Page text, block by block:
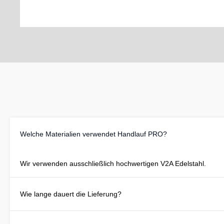
Welche Materialien verwendet Handlauf PRO?
Wir verwenden ausschließlich hochwertigen V2A Edelstahl.
Wie lange dauert die Lieferung?